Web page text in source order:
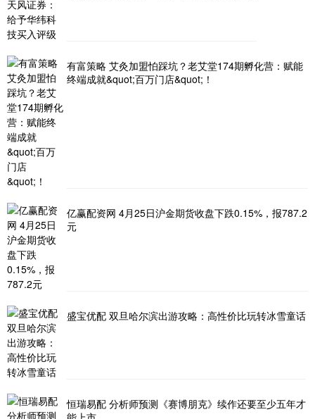
有富策略 艾灸加盟怕踩坑？老艾堂174期孵化营：赋能
终端成就&quot;百万门店&quot;！
亿赢配资网 4月25日沪金期货收盘下跌0.15%，报787.2
元
盛宝优配 双旦哈尔滨出游攻略：高性价比玩转冰雪童话
恒瑞易配 分析师预测《赛博朋克》续作还要至少五年才